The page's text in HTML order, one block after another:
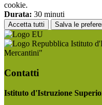
cookie.
Durata: 30 minuti
Accetta tutti Salva le
Istituto
Mercantini"
Contatti
Istituto d'Istruzione